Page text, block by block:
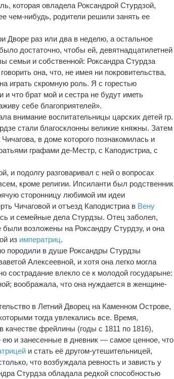
которая овладела Роксандрой Стурдзой,
чем-нибудь, родители решили занять ее
Дворе раз или два в неделю, а остальное
достаточно, чтобы ей, девятнадцатилетней
семьи и собственной: Роксандра Стурдза
она, что, не имея ни покровительства,
играть скромную роль. Я с горестью
что брат мой и сестра не будут иметь
себе благоприятелей».
внимание воспитательницы царских детей гр.
стали благосклонны великие княжны. Затем
Чичагова, в доме которого познакомилась и
графами де-Местр, с Каподистриа, с
и подолгу разговаривал с ней о вопросах
кроме религии. Ипсиланти был родственник
сторонницу любимой им идеи
Чичаговой и отъезд Каподистриа в Вену
и семейные дела Стурдзы. Отец заболел,
возложены на Роксандру Стурдзу, и она
из императриц.
породили в душе Роксандры Стурдзы
Алексеевной, и хотя она легко могла
сострадание влекло се к молодой государыне:
воображала, что она нуждается в женщине-
в Летний Дворец на Каменном Острове,
тогда увлекались все. Время,
качестве фрейлины (годы с 1811 по 1816),
и занесенные в дневник — самое ценное, что
и стать её другом-утешительницей,
что возбуждала ревность и зависть у
Стурдза обладала редкой способностью